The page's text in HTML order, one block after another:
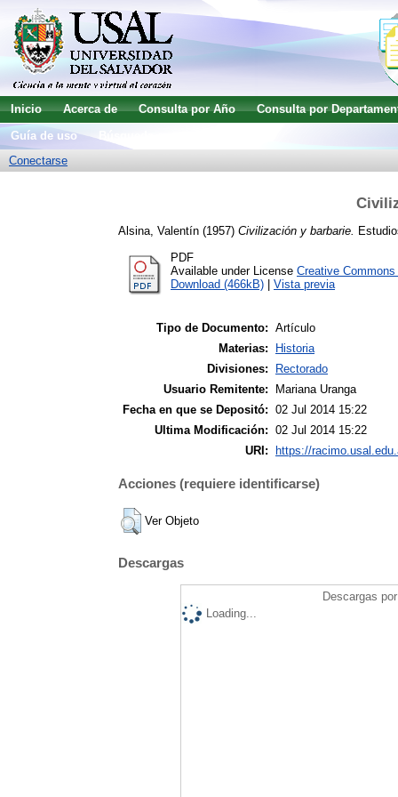
Inicio Acerca de Consulta por Año
Consulta por
Guía de uso
Conectarse
Alsina, Valentín (1957) Civilización y barbarie.
PDF
Available under License Creative
Download (466kB)
Vista previa
Tipo de Documento: Artículo
Materias:
Historia
Divisiones:
Rectorado
Usuario Remitente:
Mariana Uranga
Fecha en que se Depositó: 02 Jul 2014 15:22
Ultima Modificación: 02 Jul 2014 15:22
URI:
https://
Acciones (requiere identificarse)
Ver Objeto
Descargas
Descargas
Loading...